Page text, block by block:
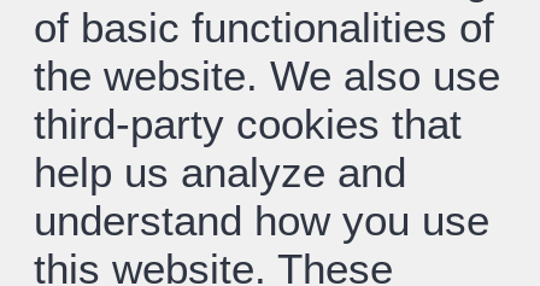
of basic functionalities of
the website. We also use
third-party cookies that
help us analyze and
understand how you use
this website. These